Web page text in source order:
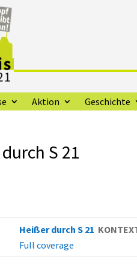
Aktion Geschichte
S 21
Heißer durch S 21
Full coverage